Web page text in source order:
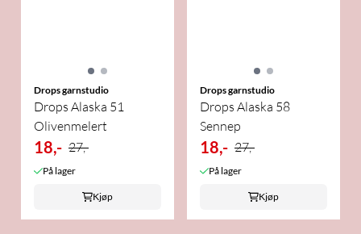
Drops garnstudio
Drops Alaska 51
Olivenmelert
18,- 27,-
På lager
Kjøp
Drops garnstudio
Drops Alaska 58
Sennep
18,- 27,-
På lager
Kjøp